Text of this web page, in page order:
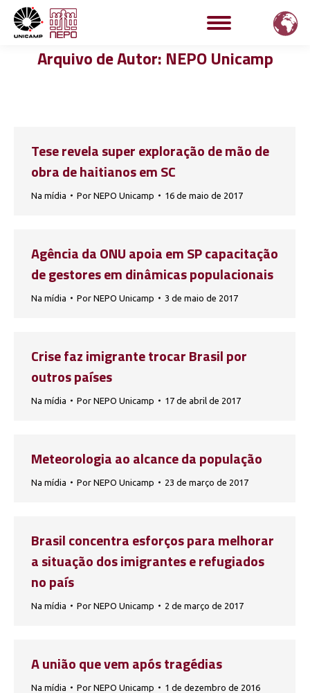
Arquivo de Autor: NEPO Unicamp
Tese revela super exploração de mão de
obra de haitianos em SC
Na mídia Por NEPO Unicamp 16 de maio de 2017
Agência da ONU apoia em SP capacitação
de gestores em dinâmicas populacionais
Na mídia Por NEPO Unicamp 3 de maio de 2017
Crise faz imigrante trocar Brasil por
outros países
Na mídia Por NEPO Unicamp 17 de abril de 2017
Meteorologia ao alcance da população
Na mídia Por NEPO Unicamp 23 de março de 2017
Brasil concentra esforços para melhorar
a situação dos imigrantes e refugiados
no país
Na mídia Por NEPO Unicamp 2 de março de 2017
A união que vem após tragédias
Na mídia Por NEPO Unicamp 1 de dezembro de 2016